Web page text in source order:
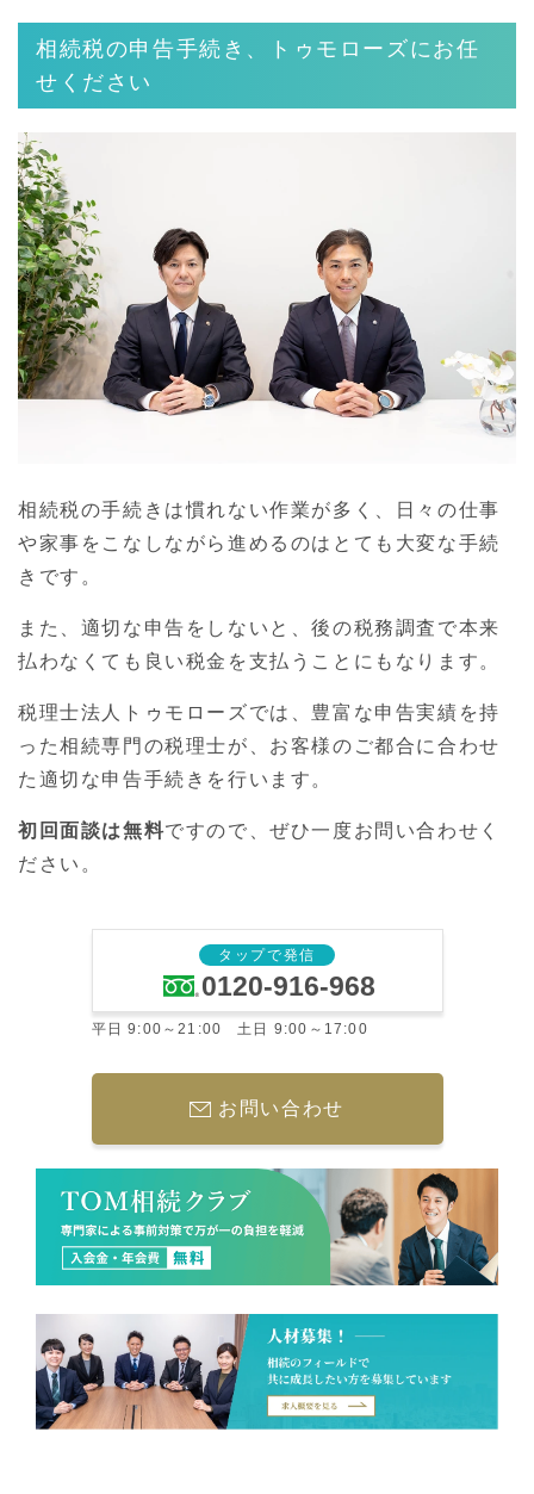
相続税の申告手続き、トゥモローズにお任
せください
相続税の手続きは慣れない作業が多く、日々の仕事
や家事をこなしながら進めるのはとても大変な手続
きです。
また、適切な申告をしないと、後の税務調査で本来
払わなくても良い税金を支払うことにもなります。
税理士法人トゥモローズでは、豊富な申告実績を持
った相続専門の税理士が、お客様のご都合に合わせ
た適切な申告手続きを行います。
初回面談は無料ですので、ぜひ一度お問い合わせく
ださい。
タップで発信
0120-916-968
平日 9:00～21:00 土日 9:00～17:00
お問い合わせ